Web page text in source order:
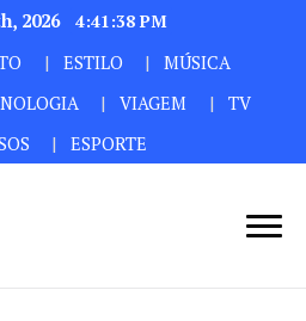
2026
4:41:40 PM
ESTILO
MÚSICA
VIAGEM
TV
ESPORTE